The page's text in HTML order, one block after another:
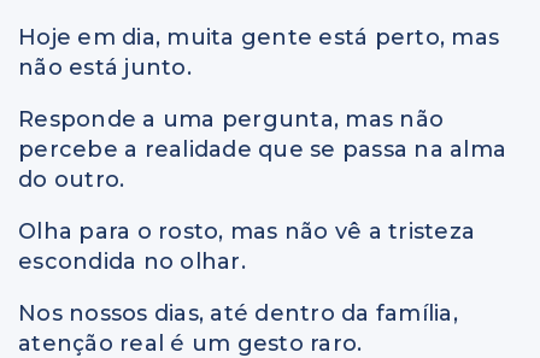
Hoje em dia, muita gente está perto, mas
não está junto.
Responde a uma pergunta, mas não
percebe a realidade que se passa na alma
do outro.
Olha para o rosto, mas não vê a tristeza
escondida no olhar.
Nos nossos dias, até dentro da família,
atenção real é um gesto raro.